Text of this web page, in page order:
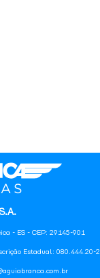
- ES - CEP: 29145-901
Estadual: 080.444.20-2